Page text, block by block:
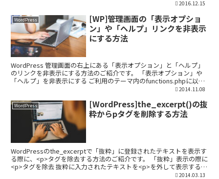
2016.12.15
WordPress
[WP]管理画面の「表示オプショ
ン」や「ヘルプ」リンクを非表示
にする方法
WordPress 管理画面の右上にある「表示オプション」と「ヘルプ」
のリンクを非表示にする方法のご紹介です。 「表示オプション」や
「ヘルプ」を非表示にする ご利用のテーマ内のfunctions.phpに以下
2014.11.08
WordPress
[WordPress]the_excerpt()の抜
粋からpタグを削除する方法
WordPressのthe_excerptで「抜粋」に登録されたテキストを表示す
る際に、<p>タグを除去する方法のご紹介です。 「抜粋」表示の際に
<p>タグを除去 抜粋に入力されたテキストを<p>を外して表示する場
2014.03.13